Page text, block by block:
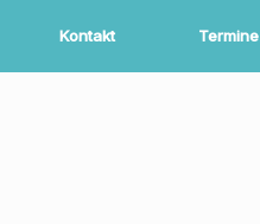
Kontakt Termine